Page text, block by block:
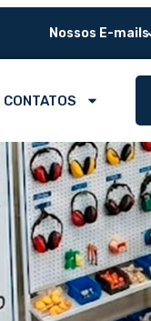
Nossos E-mails
CONTATOS